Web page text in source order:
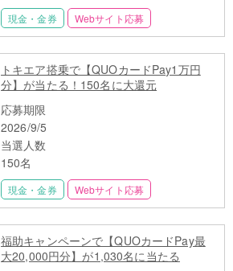
現金・金券 Webサイト応募
トキエア搭乗で【QUOカードPay1万円
分】が当たる！150名に大還元
応募期限
2026/9/5
当選人数
150名
現金・金券 Webサイト応募
福助キャンペーンで【QUOカードPay最
大20,000円分】が1,030名に当たる